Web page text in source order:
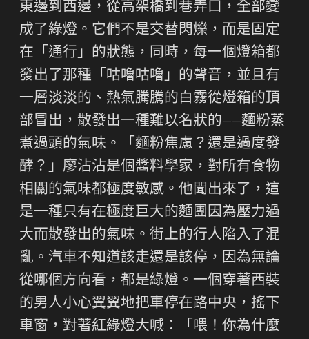
東邊到西邊，從高架橋到巷弄口，全部變
成了綠燈。它們不是交替閃爍，而是固定
在「通行」的狀態，同時，每一個燈箱都
發出了那種「咕嚕咕嚕」的聲音，並且有
一層淡淡的、熱氣騰騰的白霧從燈箱的頂
部冒出，散發出一種難以名狀的——麵粉蒸
煮過頭的氣味。「麵粉焦慮？還是過度發
酵？」廖沾沾是個醬料學家，對所有食物
相關的氣味都極度敏感。他聞出來了，這
是一種只有在極度巨大的麵團因為壓力過
大而散發出的氣味。街上的行人陷入了混
亂。汽車不知道該走還是該停，因為無論
從哪個方向看，都是綠燈。一個穿著西裝
的男人小心翼翼地把車停在路中央，搖下
車窗，對著紅綠燈大喊：「喂！你為什麼